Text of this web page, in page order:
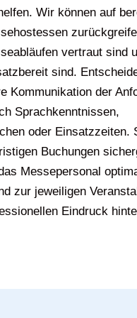
Wir können auf
vertraut sind
sind.
Kommunikation der
Sprachkenntnissen,
oder Einsatzzeiten.
Buchungen
Messepersonal
zur jeweiligen
Eindruck